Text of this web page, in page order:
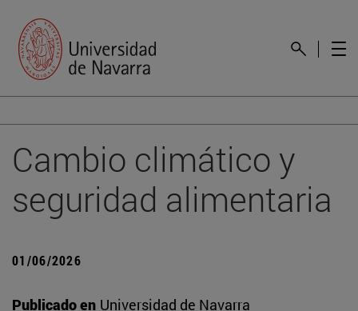
Cambio climático y
seguridad alimentaria
01/06/2026
Publicado en Universidad de Navarra